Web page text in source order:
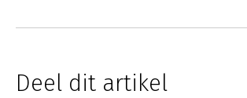
Deel dit artikel